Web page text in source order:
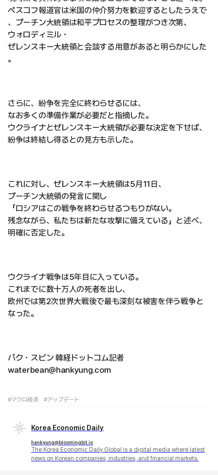
ペスコフ報道官は米国の仲介努力を歓迎するとしたうえで
、プーチン大統領は和平プロセスの整理がつき次第、
ウォロディミル・
ゼレンスキー大統領と会談する用意があると明らかにした
。
さらに、紛争を完全に終わらせるには、
なお多くの準備作業が必要だと指摘した。
ウクライナとゼレンスキー大統領が必要な決定を下せば、
紛争は終結し得るとの見方も示した。
これに対し、ゼレンスキー大統領は5月11日、
プーチン大統領の発言に関し
「ロシアはこの戦争を終わらせるつもりがない。
残念ながら、私たちは新たな攻撃に備えている」と述べ、
明確に否定した。
ウクライナ戦争は5年目に入っている。
これまでに数十万人の死者を出し、
欧州では第2次世界大戦後で最も深刻な被害を伴う戦争と
なった。
パク・スビン 韓経ドットコム記者
waterbean@hankyung.com
#マクロ経済 #アップデート
Korea Economic Daily
hankyung@bloomingbit.io
The Korea Economic Daily Global is a digital media where latest
news on Korean companies, industries, and financial markets.